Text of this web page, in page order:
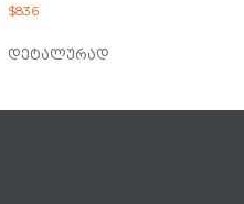
$836
დეტალურად